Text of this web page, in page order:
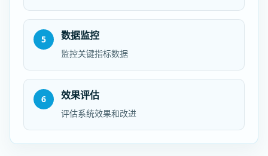
5 数据监控
监控关键指标数据
6 效果评估
评估系统效果和改进